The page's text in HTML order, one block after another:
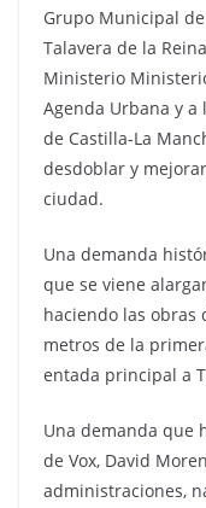
Grupo Municipal
Talavera de la
Ministerio
Agenda Urbana y a
de Castilla-La
desdoblar y
ciudad.
Una demanda
que se viene
haciendo las
metros de la
entada principal a
Una demanda que
de Vox, David
administraciones,